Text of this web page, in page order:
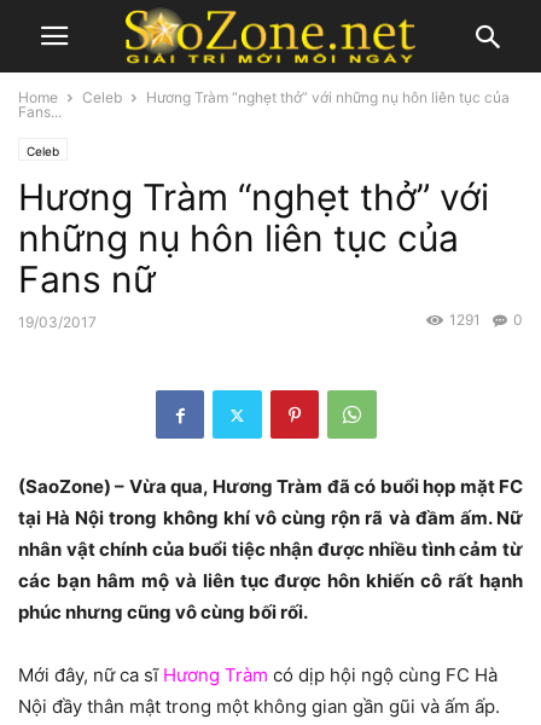
Home Celeb
Hương Tràm “nghẹt thở” với những nụ hôn liên tục của
Fans...
Celeb
Hương Tràm “nghẹt thở” với
những nụ hôn liên tục của
Fans nữ
19/03/2017 0
1291
(SaoZone) – Vừa qua, Hương Tràm đã có buổi họp mặt FC
tại Hà Nội trong không khí vô cùng rộn rã và đầm ấm. Nữ
nhân vật chính của buổi tiệc nhận được nhiều tình cảm từ
các bạn hâm mộ và liên tục được hôn khiến cô rất hạnh
phúc nhưng cũng vô cùng bối rối.
Mới đây, nữ ca sĩ Hương Tràm có dịp hội ngộ cùng FC Hà
Nội đầy thân mật trong một không gian gần gũi và ấm ấp.